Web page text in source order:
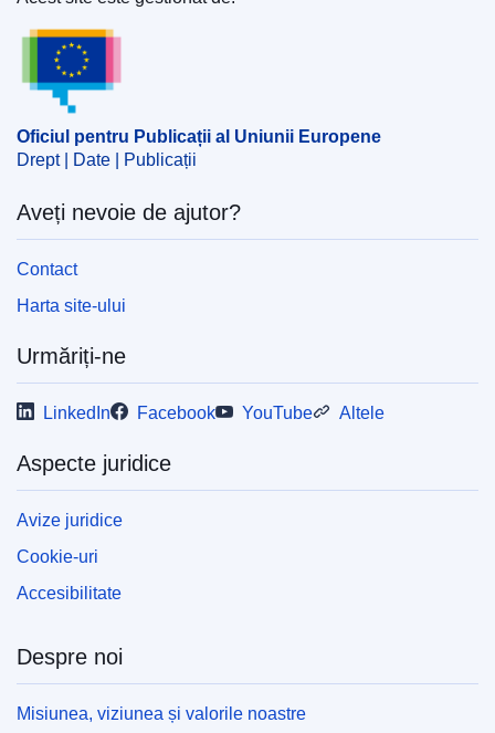
Oficiul pentru Publicații al Uniunii Europene
Oficiul pentru Publicații al Uniunii Europene
Drept | Date | Publicații
Aveți nevoie de ajutor?
Contact
Harta site-ului
Urmăriți-ne
LinkedIn Facebook YouTube Altele
Aspecte juridice
Avize juridice
Cookie-uri
Accesibilitate
Despre noi
Misiunea, viziunea și valorile noastre